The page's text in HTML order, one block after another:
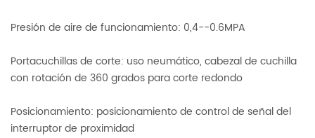
Presión de aire de funcionamiento: 0,4--0.6MPA
Portacuchillas de corte: uso neumático, cabezal de cuchilla
con rotación de 360 ​​grados para corte redondo
Posicionamiento: posicionamiento de control de señal del
interruptor de proximidad